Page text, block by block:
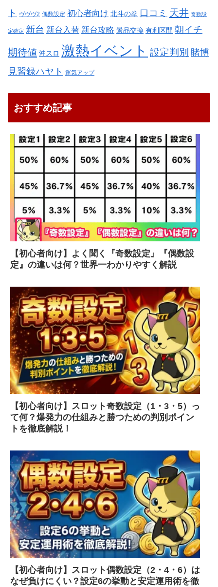
ト
ヴヴヴ2 偶数設定 初心者向け 北斗の拳 口コミ 天井 奇数設
定確定 新台 新台入替 新台攻略 景品交換 有利区間 朝イチ
期待値 沖スロ 激熱イベント 設定判別 賭博
見習録ハヤト 運気アップ
おすすめ記事
【初心者向け】よく聞く『奇数設定』『偶数設
定』の違いは何？世界一わかりやすく解説
【初心者向け】スロット奇数設定（1・3・5）っ
て何？爆発力の仕組みと勝つための判別ポイン
トを徹底解説！
【初心者向け】スロット偶数設定（2・4・6）は
なぜ負けにくい？設定6の挙動と安定運用術を徹